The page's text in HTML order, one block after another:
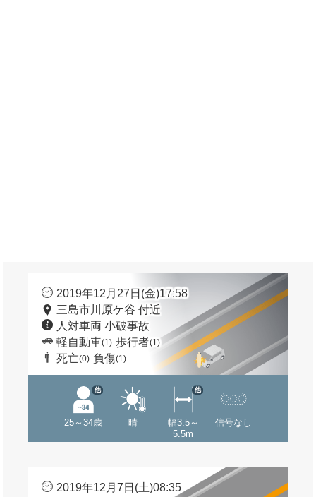
2019年12月27日(金)17:58
三島市川原ケ谷 付近
人対車両 小破事故
軽自動車(1) 歩行者(1)
死亡(0) 負傷(1)
25～34歳
他
晴
幅3.5～
5.5m
他
信号なし
2019年12月7日(土)08:35